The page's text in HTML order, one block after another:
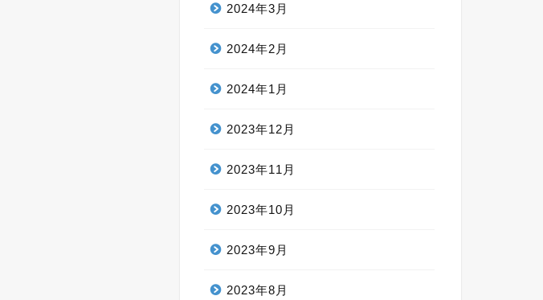
2024年3月
2024年2月
2024年1月
2023年12月
2023年11月
2023年10月
2023年9月
2023年8月